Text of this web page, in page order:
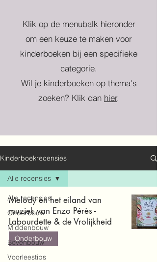
Klik op de menubalk hieronder
om een keuze te maken voor
kinderboeken bij een specifieke
categorie.
Wil je kinderboeken op thema's
zoeken? Klik dan hier.
Kinderboekrecensies
Alle recensies
Onderbouw
Middenbouw
Bovenbouw
Voorleestips
Alle recensies
Melody en het eiland van
muziek van Enzo Pérès -
Labourdette & de Vrolijkheid
Onderbouw